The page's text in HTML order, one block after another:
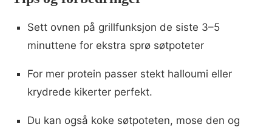
Sett ovnen på grillfunksjon de siste 3–5
minuttene for ekstra sprø søtpoteter
For mer protein passer stekt halloumi eller
krydrede kikerter perfekt.
Du kan også koke søtpoteten, mose den og